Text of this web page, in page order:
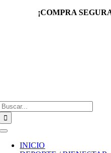
¡COMPRA
Toggle
Navigation
INICIO